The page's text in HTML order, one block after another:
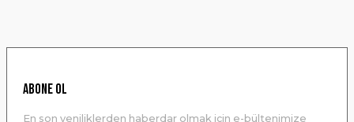
Ürün resmi kalitesiz, bozuk veya görüntülenemiyor.
ABONE OL
En son yeniliklerden haberdar olmak için e-bültenimize